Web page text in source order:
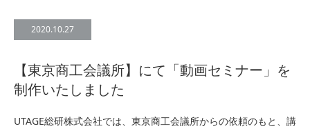
2020.10.27
【東京商工会議所】にて「動画セミナー」を
制作いたしました
UTAGE総研株式会社では、東京商工会議所からの依頼のもと、講